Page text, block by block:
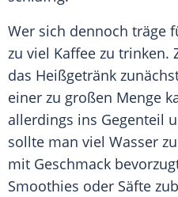
Wer sich dennoch träge
zu viel Kaffee zu trinken.
das Heißgetränk
einer zu großen Menge
allerdings ins Gegenteil
sollte man viel Wasser
mit Geschmack
Smoothies oder Säfte